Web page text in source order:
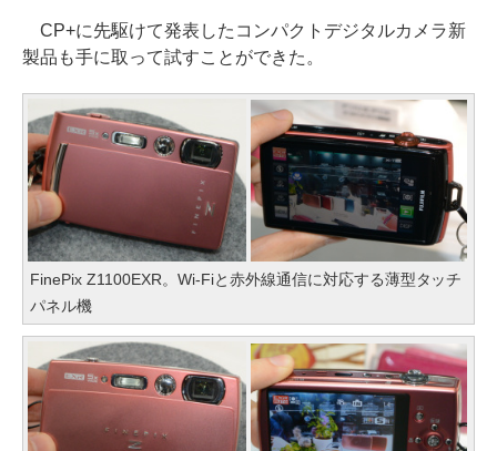
CP+に先駆けて発表したコンパクトデジタルカメラ新
製品も手に取って試すことができた。
FinePix Z1100EXR。Wi-Fiと赤外線通信に対応する薄型タッチ
パネル機